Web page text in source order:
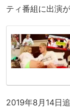
ティ番組に出演
2019年8月14日